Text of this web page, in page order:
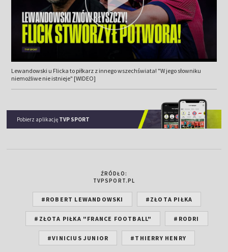
Lewandowski u Flicka to piłkarz z innego wszechświata! "W jego słowniku
niemożliwe nie istnieje" [WIDEO]
Pobierz aplikację TVP SPORT
ŹRÓDŁO:
TVPSPORT.PL
#ROBERT LEWANDOWSKI #ZŁOTA PIŁKA
#ZŁOTA PIŁKA "FRANCE FOOTBALL" #RODRI
#VINICIUS JUNIOR #THIERRY HENRY